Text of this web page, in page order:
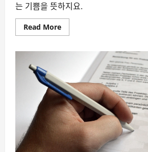
는 기쁨을 뜻하지요.
Read MoreRead
more
때
로
는
위
로
가
될
까?